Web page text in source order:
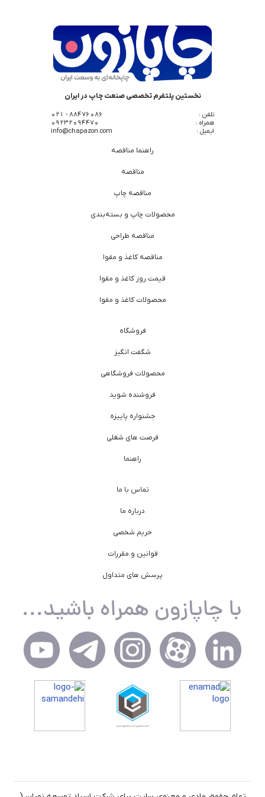
نخستین پلتفرم تخصصی صنعت چاپ در ایران
تلفن :
88476086 - 021
همراه :
09232094470
ایمیل :
info@chapazon.com
راهنما مناقصه
مناقصه
مناقصه چاپ
محصولات چاپ و بسته‌بندی
مناقصه طراحی
مناقصه کاغذ و مقوا
قیمت روز کاغذ و مقوا
محصولات کاغذ و مقوا
فروشگاه
شگفت انگیز
محصولات فروشگاهی
فروشنده شوید
جشنواره پاییزه
فرصت های شغلی
راهنما
تماس با ما
درباره ما
حریم شخصی
قوانین و مقررات
پرسش های متداول